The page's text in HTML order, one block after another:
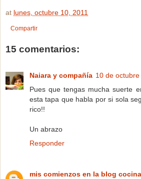
at lunes, octubre 10, 2011
Compartir
15 comentarios:
Naiara y compañía 10 de
Pues que tengas mucha suerte
esta tapa que habla por si sola
rico!!
Un abrazo
Responder
mis comienzos en la blog cocina